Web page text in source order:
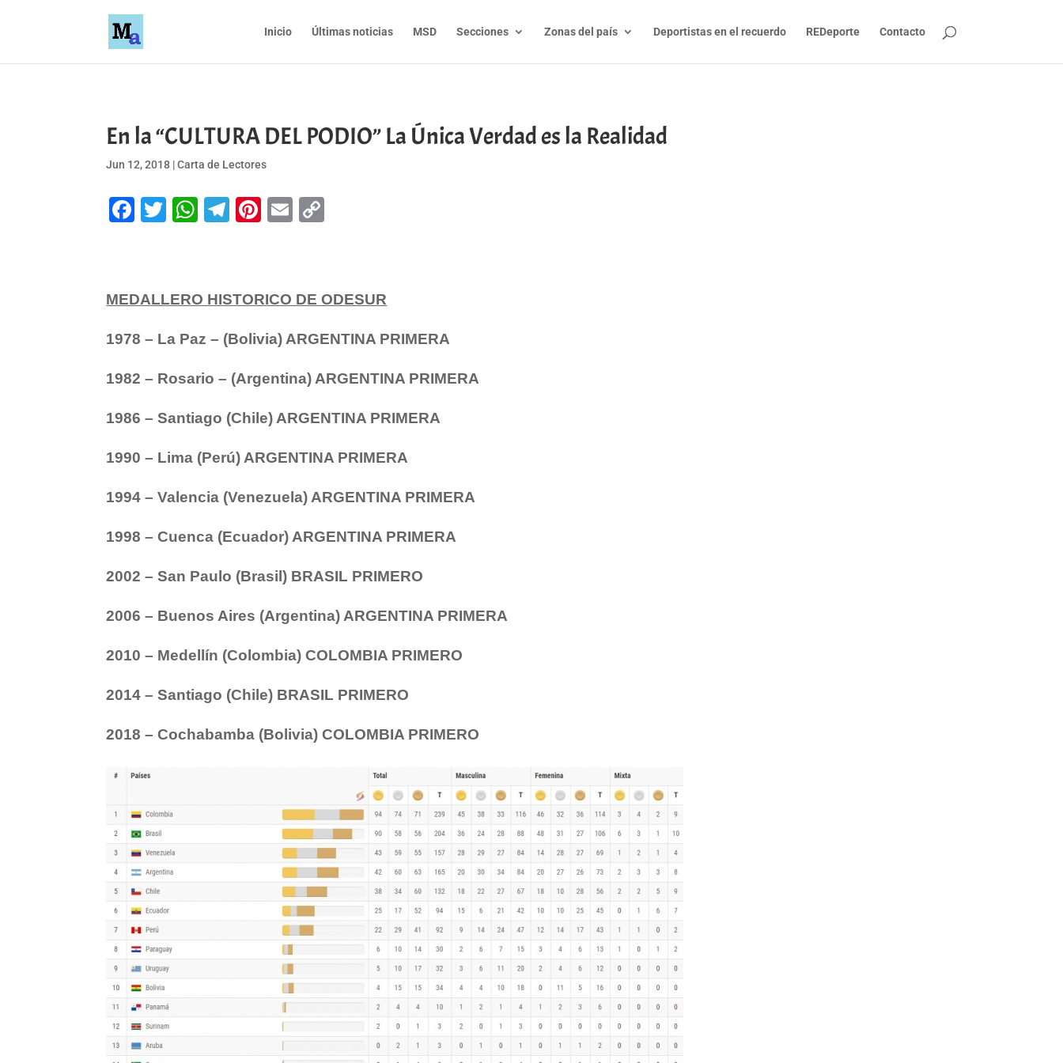
Inicio Últimas noticias MSD Secciones Zonas del país Deportistas en el recuerdo REDeporte Contacto
En la “CULTURA DEL PODIO” La Única Verdad es la Realidad
Jun 12, 2018 |Carta de Lectores
Facebook
Twitter
WhatsApp
Telegram
Pinterest
Email
MEDALLERO HISTORICO DE ODESUR
1978 – La Paz – (Bolivia) ARGENTINA PRIMERA
1982 – Rosario – (Argentina) ARGENTINA PRIMERA
1986 – Santiago (Chile) ARGENTINA PRIMERA
1990 – Lima (Perú) ARGENTINA PRIMERA
1994 – Valencia (Venezuela) ARGENTINA PRIMERA
1998 – Cuenca (Ecuador) ARGENTINA PRIMERA
2002 – San Paulo (Brasil) BRASIL PRIMERO
2006 – Buenos Aires (Argentina) ARGENTINA PRIMERA
2010 – Medellín (Colombia) COLOMBIA PRIMERO
2014 – Santiago (Chile) BRASIL PRIMERO
2018 – Cochabamba (Bolivia) COLOMBIA PRIMERO